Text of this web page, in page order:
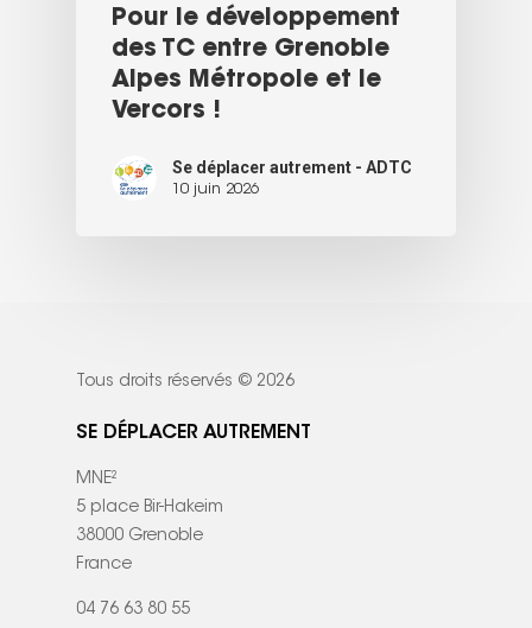
Pour le développement
des TC entre Grenoble
Alpes Métropole et le
Vercors !
Se déplacer autrement - ADTC
10 juin 2026
Tous droits réservés © 2026
SE DÉPLACER AUTREMENT
MNE²
5 place Bir-Hakeim
38000 Grenoble
France
04 76 63 80 55